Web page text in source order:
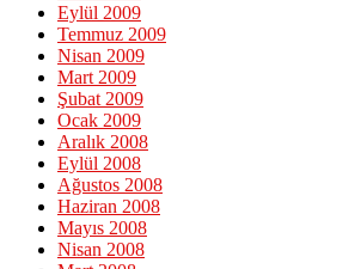
Eylül 2009
Temmuz 2009
Nisan 2009
Mart 2009
Şubat 2009
Ocak 2009
Aralık 2008
Eylül 2008
Ağustos 2008
Haziran 2008
Mayıs 2008
Nisan 2008